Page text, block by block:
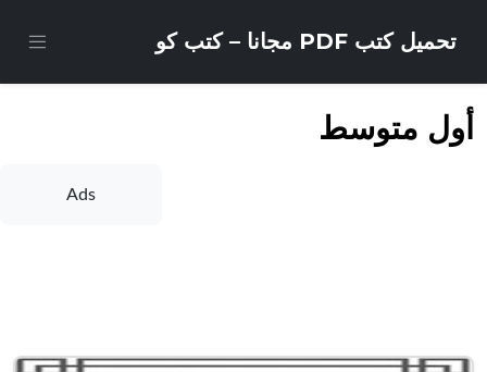
تحميل كتب PDF مجانا – كتب كو
أول متوسط
Ads